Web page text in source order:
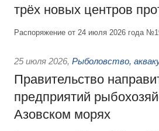
трёх новых центров
Распоряжение от 24 июля 2026 года
25 июля 2026, Рыболовство,
Правительство
предприятий
Азовском морях